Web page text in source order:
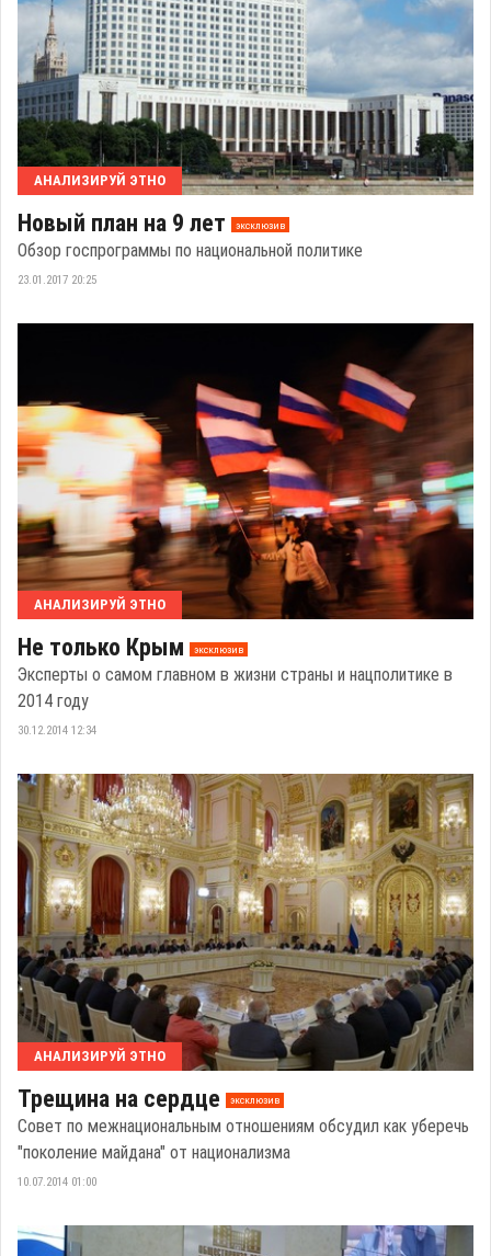
АНАЛИЗИРУЙ ЭТНО
Новый план на 9 лет эксклюзив
Обзор госпрограммы по национальной политике
23.01.2017 20:25
АНАЛИЗИРУЙ ЭТНО
Не только Крым эксклюзив
Эксперты о самом главном в жизни страны и нацполитике в
2014 году
30.12.2014 12:34
АНАЛИЗИРУЙ ЭТНО
Трещина на сердце эксклюзив
Совет по межнациональным отношениям обсудил как уберечь
"поколение майдана" от национализма
10.07.2014 01:00